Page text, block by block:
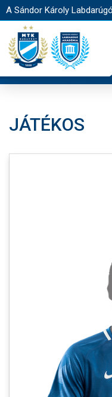
A Sándor Károly
JÁTÉKOS